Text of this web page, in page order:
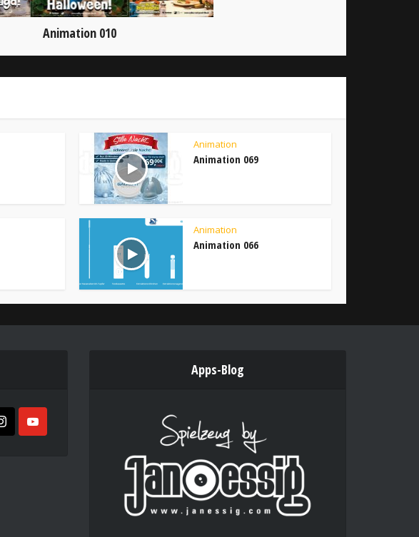
Animation 010
Animation
Animation 069
Animation
Animation 066
Apps-Blog